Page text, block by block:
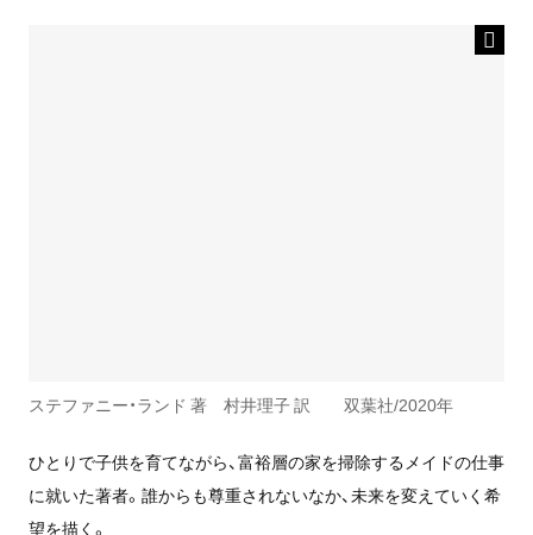
ステファニー・ランド 著 村井理子 訳 双葉社/2020年
ひとりで子供を育てながら、富裕層の家を掃除するメイドの仕事
に就いた著者。誰からも尊重されないなか、未来を変えていく希
望を描く。